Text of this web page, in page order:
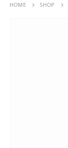
HOME SHOP